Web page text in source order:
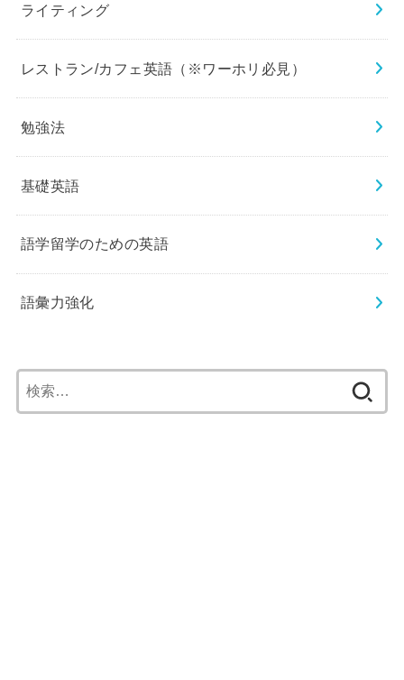
ライティング
レストラン/カフェ英語（※ワーホリ必見）
勉強法
基礎英語
語学留学のための英語
語彙力強化
索: